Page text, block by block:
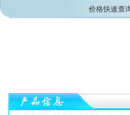
价格快速查